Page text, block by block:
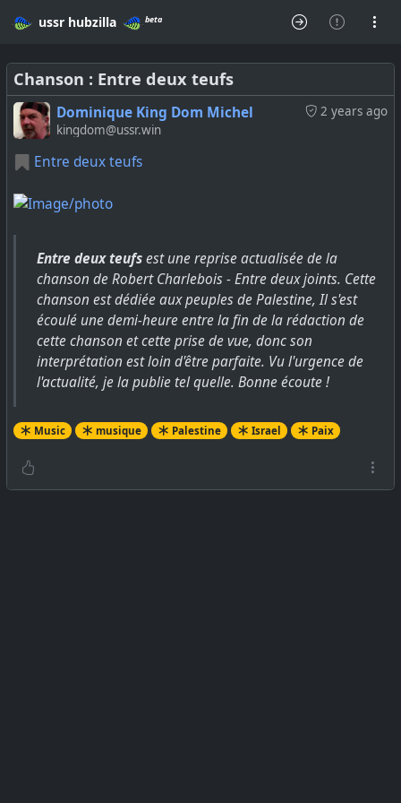
ussr hubzilla beta
Chanson : Entre deux teufs
2 years ago
Dominique King Dom Michel
kingdom@ussr.win
Entre deux teufs
Entre deux teufsest une reprise actualisée de la
chanson de Robert Charlebois - Entre deux joints. Cette
chanson est dédiée aux peuples de Palestine, Il s'est
écoulé une demi-heure entre la fin de la rédaction de
cette chanson et cette prise de vue, donc son
interprétation est loin d'être parfaite. Vu l'urgence de
l'actualité, je la publie tel quelle. Bonne écoute !
Music musique Palestine Israel Paix